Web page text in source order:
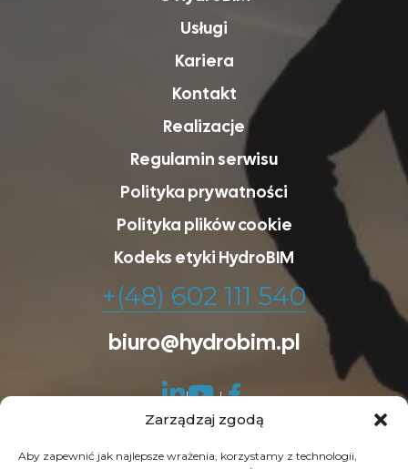
Zarządzaj zgodą
Aby zapewnić jak najlepsze wrażenia, korzystamy z technologii,
Usługi
Kariera
Kontakt
Realizacje
Regulamin serwisu
Polityka prywatności
Polityka plików cookie
Kodeks etyki HydroBIM
+(48) 602 111 540
biuro@hydrobim.pl